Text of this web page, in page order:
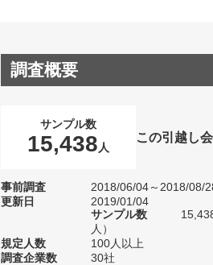
調査概要
サンプル数
15,438 人
この引越し
事前調査
2018/06/04～2018/08/
更新日
2019/01/04
サンプル数
人）
規定人数
100人以上
調査企業数
30社